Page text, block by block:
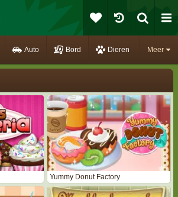
Meer
Auto Bord Dieren
Yummy Donut Factory